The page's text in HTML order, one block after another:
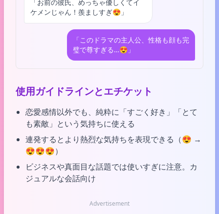
「お前の彼氏、めっちゃ優しくてイ
ケメンじゃん！羨ましすぎ😍」
「このドラマの主人公、性格も顔も完
璧で尊すぎる…😍」
使用ガイドラインとエチケット
恋愛感情以外でも、純粋に「すごく好き」「とて
も素敵」という気持ちに使える
連発するとより熱烈な気持ちを表現できる（😍 →
😍😍😍）
ビジネスや真面目な話題では使いすぎに注意。カ
ジュアルな会話向け
Advertisement